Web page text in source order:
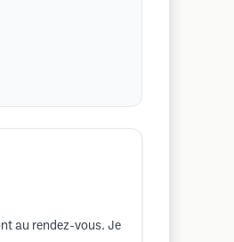
au rendez-vous. Je